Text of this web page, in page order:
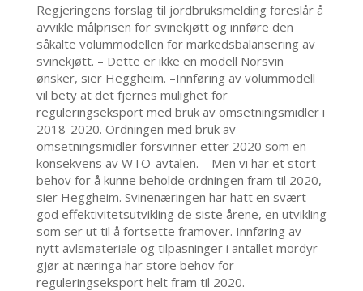
Regjeringens forslag til jordbruksmelding foreslår å
avvikle målprisen for svinekjøtt og innføre den
såkalte volummodellen for markedsbalansering av
svinekjøtt. – Dette er ikke en modell Norsvin
ønsker, sier Heggheim. –Innføring av volummodell
vil bety at det fjernes mulighet for
reguleringseksport med bruk av omsetningsmidler i
2018-2020. Ordningen med bruk av
omsetningsmidler forsvinner etter 2020 som en
konsekvens av WTO-avtalen. – Men vi har et stort
behov for å kunne beholde ordningen fram til 2020,
sier Heggheim. Svinenæringen har hatt en svært
god effektivitetsutvikling de siste årene, en utvikling
som ser ut til å fortsette framover. Innføring av
nytt avlsmateriale og tilpasninger i antallet mordyr
gjør at næringa har store behov for
reguleringseksport helt fram til 2020.